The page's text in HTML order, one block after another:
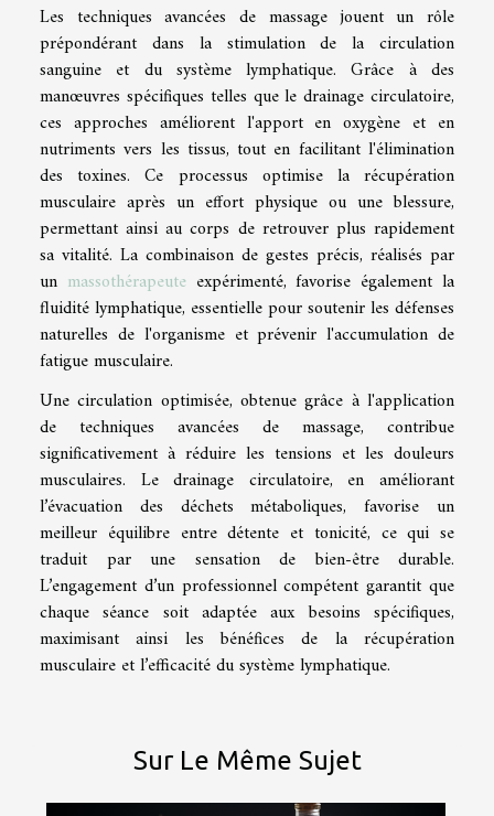
Les techniques avancées de massage jouent un rôle
prépondérant dans la stimulation de la circulation
sanguine et du système lymphatique. Grâce à des
manœuvres spécifiques telles que le drainage circulatoire,
ces approches améliorent l'apport en oxygène et en
nutriments vers les tissus, tout en facilitant l'élimination
des toxines. Ce processus optimise la récupération
musculaire après un effort physique ou une blessure,
permettant ainsi au corps de retrouver plus rapidement
sa vitalité. La combinaison de gestes précis, réalisés par
un massothérapeuteexpérimenté, favorise également la
fluidité lymphatique, essentielle pour soutenir les défenses
naturelles de l'organisme et prévenir l'accumulation de
fatigue musculaire.
Une circulation optimisée, obtenue grâce à l'application
de techniques avancées de massage, contribue
significativement à réduire les tensions et les douleurs
musculaires. Le drainage circulatoire, en améliorant
l’évacuation des déchets métaboliques, favorise un
meilleur équilibre entre détente et tonicité, ce qui se
traduit par une sensation de bien-être durable.
L’engagement d’un professionnel compétent garantit que
chaque séance soit adaptée aux besoins spécifiques,
maximisant ainsi les bénéfices de la récupération
musculaire et l’efficacité du système lymphatique.
Sur Le Même Sujet